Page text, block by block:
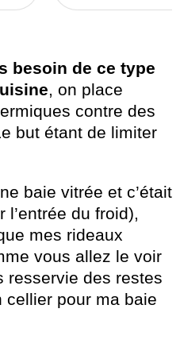
besoin de ce type
, on place
contre des
but étant de limiter
baie vitrée et c’était
l’entrée du froid),
mes rideaux
vous allez le voir
resservie des restes
cellier pour ma baie